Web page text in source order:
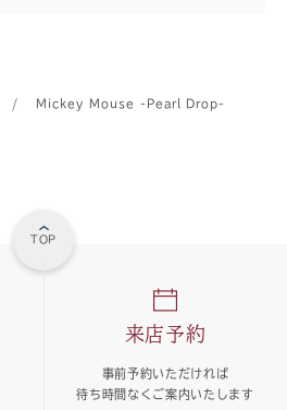
/ Mickey Mouse -Pearl Drop-
TOP
来店予約
事前予約いただければ
待ち時間なくご案内いたします